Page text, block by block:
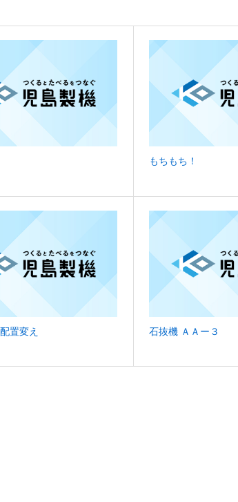
もちもち！
置変え 石抜機 ＡＡー３